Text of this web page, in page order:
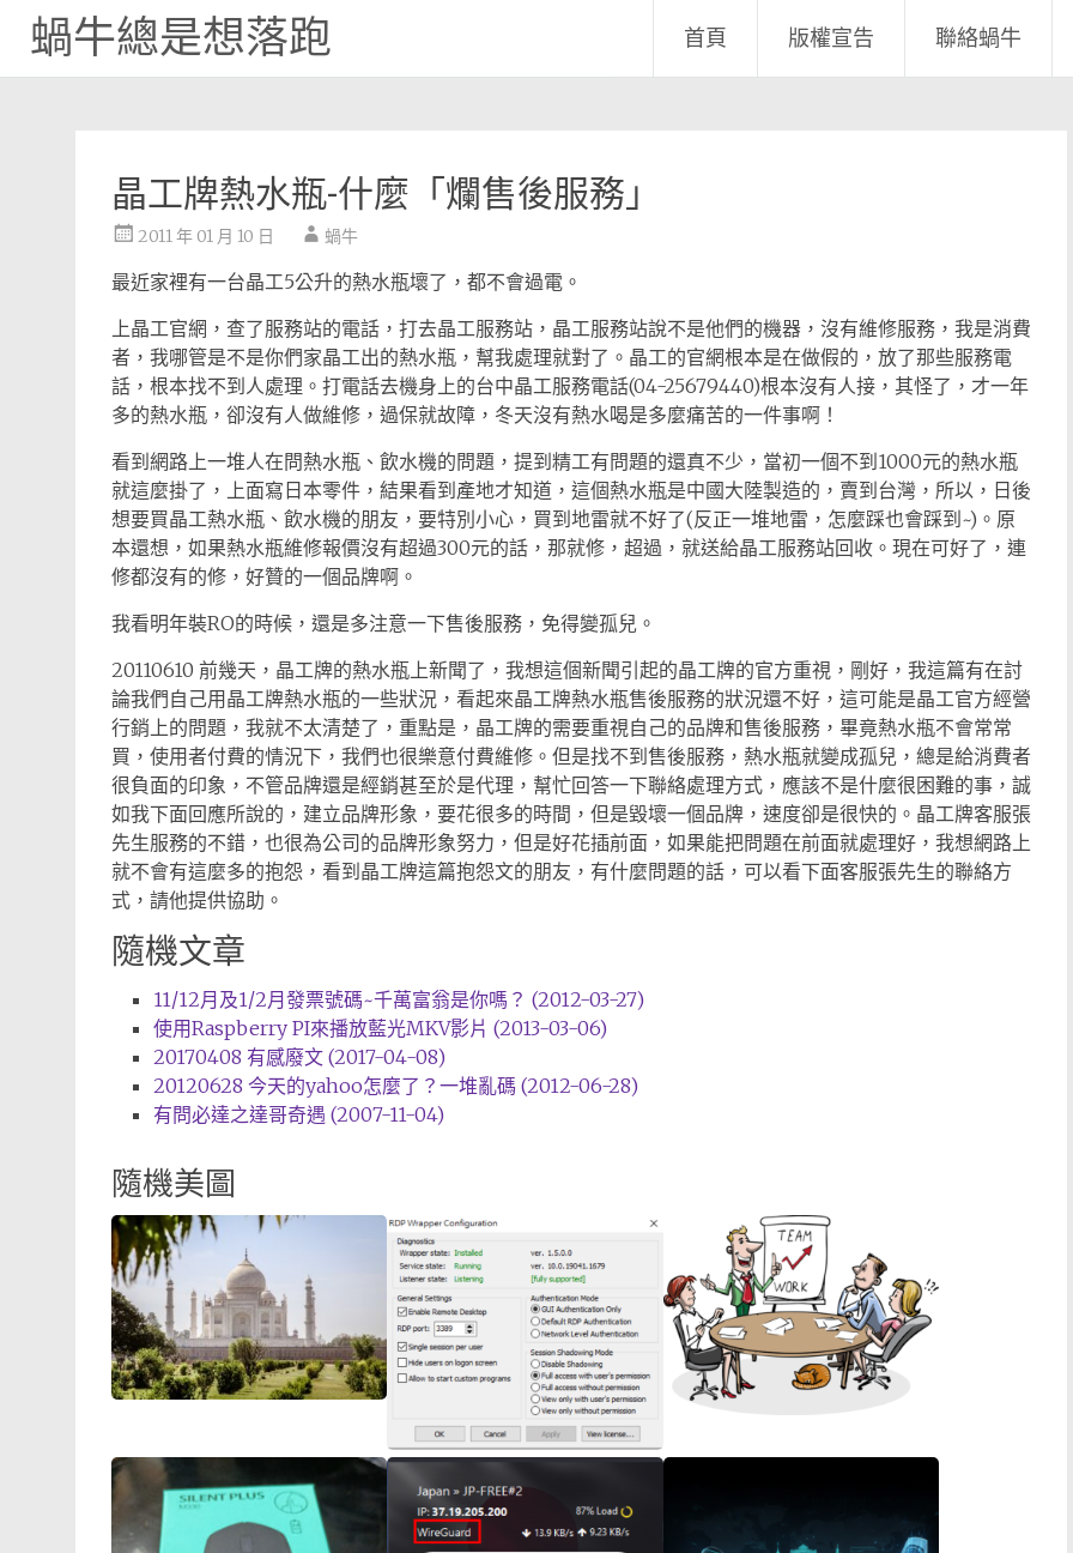
蝸牛總是想落跑 首頁 版權宣告 聯絡蝸牛
晶工牌熱水瓶-什麼「爛售後服務」
2011 年 01 月 10 日 蝸牛
最近家裡有一台晶工5公升的熱水瓶壞了，都不會過電。
上晶工官網，查了服務站的電話，打去晶工服務站，晶工服務站說不是他們的機器，沒有維修服務，我是消費
者，我哪管是不是你們家晶工出的熱水瓶，幫我處理就對了。晶工的官網根本是在做假的，放了那些服務電
話，根本找不到人處理。 打電話去機身上的台中晶工服務電話(04-25679440)根本沒有人接，其怪了，才一年
多的熱水瓶，卻沒有人做維修，過保就故障，冬天沒有熱水喝是多麼痛苦的一件事啊！
看到網路上一堆人在問熱水瓶、飲水機的問題，提到精工有問題的還真不少，當初一個不到1000元的熱水瓶
就這麼掛了，上面寫日本零件，結果看到產地才知道，這個熱水瓶是中國大陸製造的，賣到台灣，所以，日後
想要買晶工熱水瓶、飲水機的朋友，要特別小心，買到地雷就不好了(反正一堆地雷，怎麼踩也會踩到~)。原
本還想，如果熱水瓶維修報價沒有超過300元的話，那就修，超過，就送給晶工服務站回收。現在可好了，連
修都沒有的修，好贊的一個品牌啊。
我看明年裝RO的時候，還是多注意一下售後服務，免得變孤兒。
20110610 前幾天，晶工牌的熱水瓶上新聞了，我想這個新聞引起的晶工牌的官方重視，剛好，我這篇有在討
論我們自己用晶工牌熱水瓶的一些狀況，看起來晶工牌熱水瓶售後服務的狀況還不好，這可能是晶工官方經營
行銷上的問題，我就不太清楚了，重點是，晶工牌的需要重視自己的品牌和售後服務，畢竟熱水瓶不會常常
買，使用者付費的情況下，我們也很樂意付費維修。但是找不到售後服務，熱水瓶就變成孤兒，總是給消費者
很負面的印象，不管品牌還是經銷甚至於是代理，幫忙回答一下聯絡處理方式，應該不是什麼很困難的事，誠
如我下面回應所說的，建立品牌形象，要花很多的時間，但是毀壞一個品牌，速度卻是很快的。晶工牌客服張
先生服務的不錯，也很為公司的品牌形象努力，但是好花插前面，如果能把問題在前面就處理好，我想網路上
就不會有這麼多的抱怨，看到晶工牌這篇抱怨文的朋友，有什麼問題的話，可以看下面客服張先生的聯絡方
式，請他提供協助。
隨機文章
11/12月及1/2月發票號碼~千萬富翁是你嗎？ (2012-03-27)
使用Raspberry PI來播放藍光MKV影片 (2013-03-06)
20170408 有感廢文 (2017-04-08)
20120628 今天的yahoo怎麼了？一堆亂碼 (2012-06-28)
有問必達之達哥奇遇 (2007-11-04)
隨機美圖